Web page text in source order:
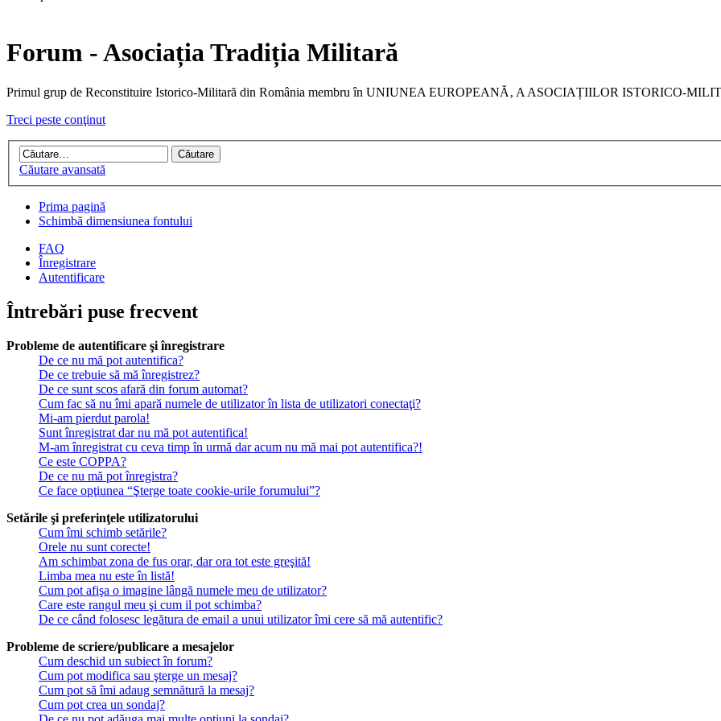
Forum - Asociația Tradiția Militară
Primul grup de Reconstituire Istorico-Militară din România membru în UNIUNEA EUROPEANĂ‚ A ASOCIAȚIILOR ISTORICO-
Treci peste conţinut
Căutare avansată
Prima pagină
Schimbă dimensiunea fontului
FAQ
Înregistrare
Autentificare
Întrebări puse frecvent
Probleme de autentificare şi înregistrare
De ce nu mă pot autentifica?
De ce trebuie să mă înregistrez?
De ce sunt scos afară din forum automat?
Cum fac să nu îmi apară numele de utilizator în lista de utilizatori conectaţi?
Mi-am pierdut parola!
Sunt înregistrat dar nu mă pot autentifica!
M-am înregistrat cu ceva timp în urmă dar acum nu mă mai pot autentifica?!
Ce este COPPA?
De ce nu mă pot înregistra?
Ce face opţiunea “Şterge toate cookie-urile forumului”?
Setările şi preferinţele utilizatorului
Cum îmi schimb setările?
Orele nu sunt corecte!
Am schimbat zona de fus orar, dar ora tot este greşită!
Limba mea nu este în listă!
Cum pot afişa o imagine lângă numele meu de utilizator?
Care este rangul meu şi cum il pot schimba?
De ce când folosesc legătura de email a unui utilizator îmi cere să mă autentific?
Probleme de scriere/publicare a mesajelor
Cum deschid un subiect în forum?
Cum pot modifica sau şterge un mesaj?
Cum pot să îmi adaug semnătură la mesaj?
Cum pot crea un sondaj?